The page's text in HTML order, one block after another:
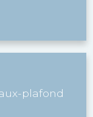
plafond